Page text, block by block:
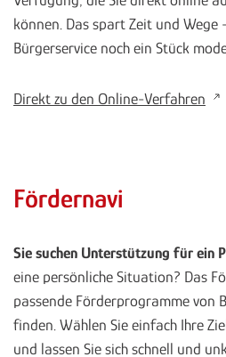
können. Das spart Zeit und Wege
Bürgerservice noch ein Stück
Direkt zu den Online-Verfahren
Fördernavi
Sie suchen Unterstützung für ein
eine persönliche Situation? Das
passende Förderprogramme von
finden. Wählen Sie einfach Ihre
und lassen Sie sich schnell und